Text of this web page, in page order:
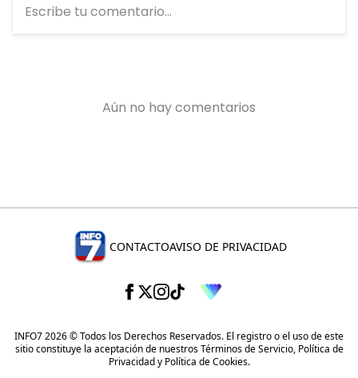
CONTACTOAVISO DE PRIVACIDAD
INFO7 2026 © Todos los Derechos Reservados. El registro o el uso de este
sitio constituye la aceptación de nuestrosTérminos de Servicio, Política de
Privacidady Política de Cookies.